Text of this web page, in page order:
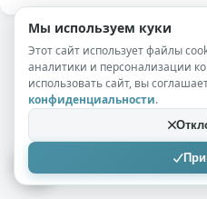
Мы используем куки
Этот сайт использует файлы
аналитики и персонализации
использовать сайт, вы
конфиденциальности.